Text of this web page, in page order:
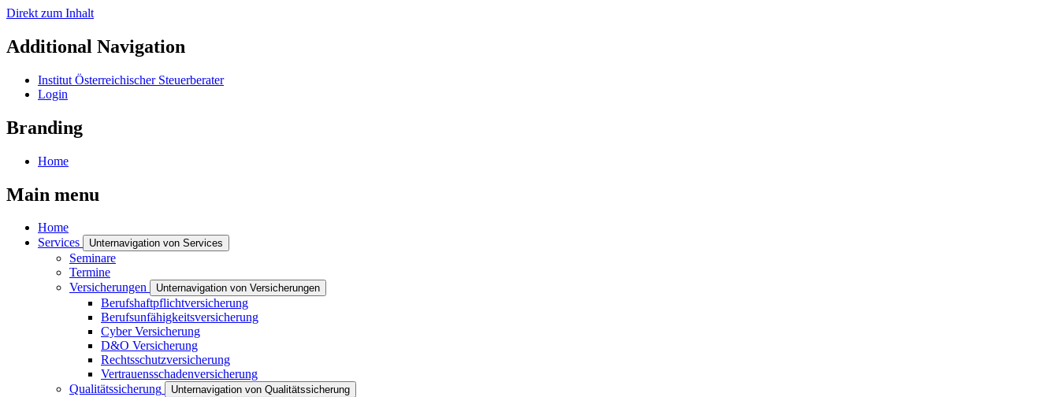
Direkt zum Inhalt
Additional Navigation
Institut Österreichischer Steuerberater
Login
Branding
Home
Main menu
Home
Services
Unternavigation von Services
Seminare
Termine
Versicherungen
Unternavigation von Versicherungen
Berufshaftpflichtversicherung
Berufsunfähigkeitsversicherung
Cyber Versicherung
D&O Versicherung
Rechtsschutzversicherung
Vertrauensschadenversicherung
Qualitätssicherung
Unternavigation von Qualitätssicherung